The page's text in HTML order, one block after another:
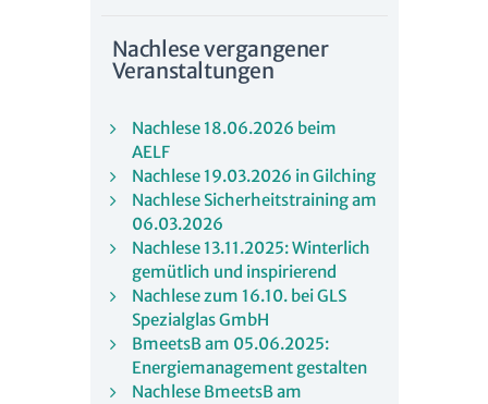
Nachlese vergangener
Veranstaltungen
Nachlese 18.06.2026 beim
AELF
Nachlese 19.03.2026 in Gilching
Nachlese Sicherheitstraining am
06.03.2026
Nachlese 13.11.2025: Winterlich
gemütlich und inspirierend
Nachlese zum 16.10. bei GLS
Spezialglas GmbH
BmeetsB am 05.06.2025:
Energiemanagement gestalten
Nachlese BmeetsB am